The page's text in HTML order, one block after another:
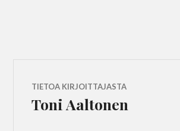
TIETOA KIRJOITTAJASTA
Toni Aaltonen